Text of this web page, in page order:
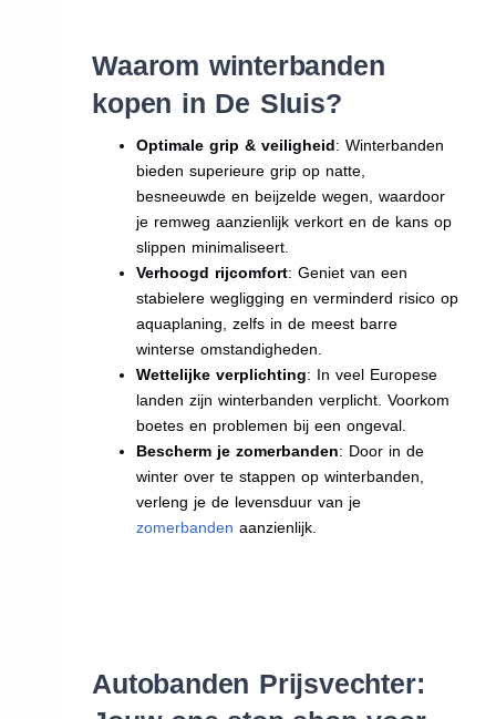
Waarom winterbanden
kopen in De Sluis?
Optimale grip & veiligheid: Winterbanden
bieden superieure grip op natte,
besneeuwde en beijzelde wegen, waardoor
je remweg aanzienlijk verkort en de kans op
slippen minimaliseert.
Verhoogd rijcomfort: Geniet van een
stabielere wegligging en verminderd risico op
aquaplaning, zelfs in de meest barre
winterse omstandigheden.
Wettelijke verplichting: In veel Europese
landen zijn winterbanden verplicht. Voorkom
boetes en problemen bij een ongeval.
Bescherm je zomerbanden: Door in de
winter over te stappen op winterbanden,
verleng je de levensduur van je
zomerbanden aanzienlijk.
Autobanden Prijsvechter: